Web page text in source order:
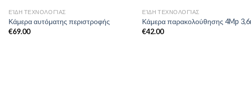
Add to
Wishlist
ΕΊΔΗ ΤΕΧΝΟΛΟΓΊΑΣ
Κάμερα αυτόματης περιστροφής
€69.00
Add
ΕΊΔΗ ΤΕΧΝΟΛΟΓΊΑΣ
Κάμερα παρακολούθησης 4Mp
€42.00